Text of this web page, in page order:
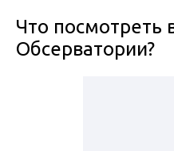
Что посмотреть
Обсерватории?